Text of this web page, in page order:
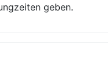
geben.